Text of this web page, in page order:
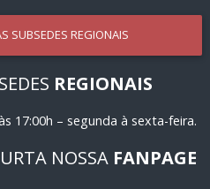
SUBSEDES REGIONAIS
REGIONAIS
17:00h – segunda à sexta-feira.
NOSSA FANPAGE